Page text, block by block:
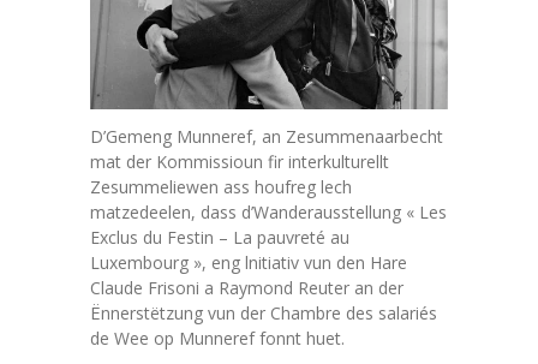
D’Gemeng Munneref, an Zesummenaarbecht
mat der Kommissioun fir interkulturellt
Zesummeliewen ass houfreg lech
matzedeelen, dass d’Wanderausstellung « Les
Exclus du Festin – La pauvreté au
Luxembourg », eng lnitiativ vun den Hare
Claude Frisoni a Raymond Reuter an der
Ënnerstëtzung vun der Chambre des salariés
de Wee op Munneref fonnt huet.